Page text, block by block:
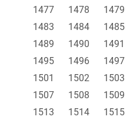
1477
1478 1479
1483
1484 1485
1489
1490 1491
1495
1496 1497
1501
1502 1503
1507
1508 1509
1513
1514 1515